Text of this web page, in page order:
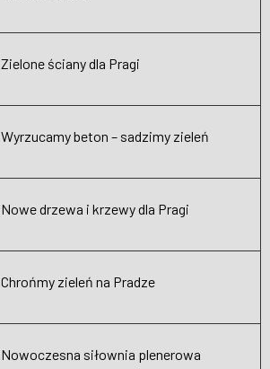
Zielone ściany dla Pragi
Wyrzucamy beton – sadzimy zieleń
Nowe drzewa i krzewy dla Pragi
Chrońmy zieleń na Pradze
Nowoczesna siłownia plenerowa